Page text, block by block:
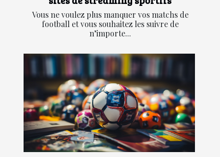
Vous ne voulez plus manquer vos matchs de
football et vous souhaitez les suivre de
n’importe...